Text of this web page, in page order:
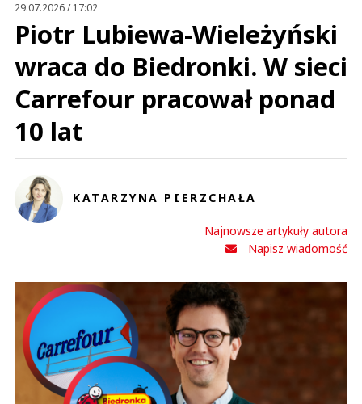
29.07.2026 / 17:02
Piotr Lubiewa-Wieleżyński
wraca do Biedronki. W sieci
Carrefour pracował ponad
10 lat
KATARZYNA PIERZCHAŁA
Najnowsze artykuły autora
Napisz wiadomość